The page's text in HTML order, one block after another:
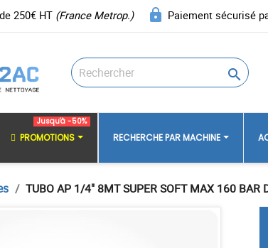
250€ HT (France Metrop.) lock Paiement sécurisé

PROMOTIONS
Jusqu'à -50%
RECHERCHE PAR MACHINE
TUBO AP 1/4" 8MT SUPER SOFT MAX 160 BAR